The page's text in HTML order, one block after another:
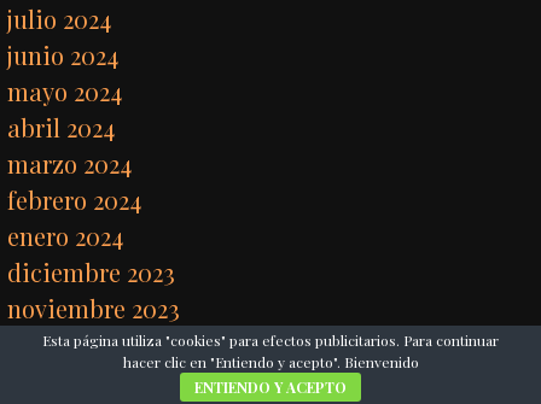
julio 2024
junio 2024
mayo 2024
abril 2024
marzo 2024
febrero 2024
enero 2024
diciembre 2023
noviembre 2023
octubre 2023
septiembre 2023
Esta página utiliza "cookies" para efectos publicitarios. Para continuar
hacer clic en "Entiendo y acepto". Bienvenido
ENTIENDO Y ACEPTO